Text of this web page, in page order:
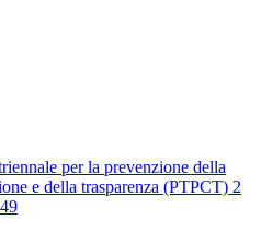
per la prevenzione della
e della trasparenza (PTPCT) 2
49